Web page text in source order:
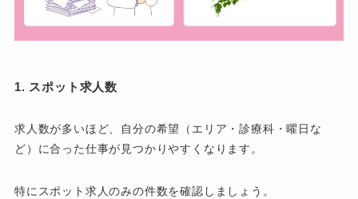
1. スポット求人数
求人数が多いほど、自分の希望（エリア・診療科・曜日な
ど）に合った仕事が見つかりやすくなります。
特にスポット求人のみの件数を確認しましょう。